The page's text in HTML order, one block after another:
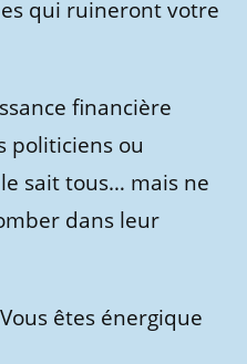
qui ruineront votre
financière
politiciens ou
sait tous… mais ne
dans leur
êtes énergique